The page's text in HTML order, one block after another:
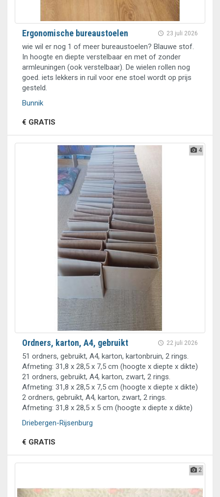
23 juli 2026
Ergonomische bureaustoelen
wie wil er nog 1 of meer bureaustoelen? Blauwe stof.
In hoogte en diepte verstelbaar en met of zonder
armleuningen (ook verstelbaar). De wielen rollen nog
goed. iets lekkers in ruil voor ene stoel wordt op prijs
gesteld.
Bunnik
€ GRATIS
4
22 juli 2026
Ordners, karton, A4, gebruikt
51 ordners, gebruikt, A4, karton, kartonbruin, 2 rings.
Afmeting: 31,8 x 28,5 x 7,5 cm (hoogte x diepte x dikte)
21 ordners, gebruikt, A4, karton, zwart, 2 rings.
Afmeting: 31,8 x 28,5 x 7,5 cm (hoogte x diepte x dikte)
2 ordners, gebruikt, A4, karton, zwart, 2 rings.
Afmeting: 31,8 x 28,5 x 5 cm (hoogte x diepte x dikte)
Driebergen-Rijsenburg
€ GRATIS
2